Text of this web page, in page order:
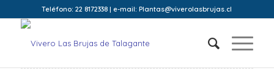
Teléfono: 22 8172338 | e-mail: Plantas@viverolasbrujas.cl